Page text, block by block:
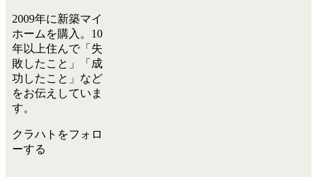
2009年に新築マイ
ホームを購入。10
年以上住んで「失
敗したこと」「成
功したこと」など
をお伝えしていま
す。
クラハトをフォロ
ーする